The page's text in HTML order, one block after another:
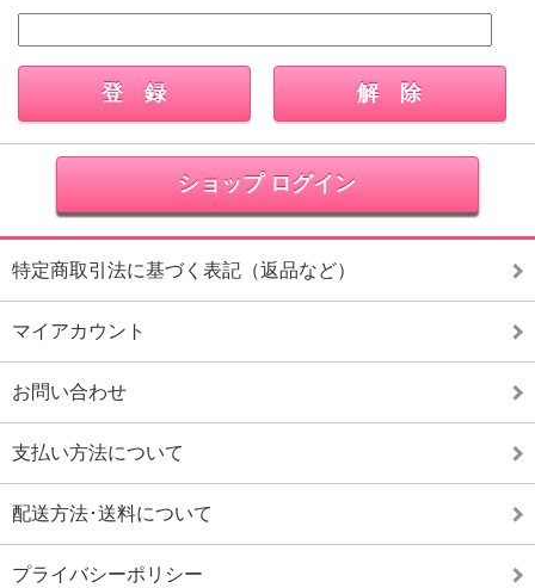
ショップ ログイン
特定商取引法に基づく表記（返品など）
マイアカウント
お問い合わせ
支払い方法について
配送方法･送料について
プライバシーポリシー